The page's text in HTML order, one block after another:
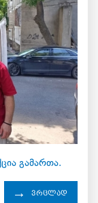
გამართა.
ვრცლად